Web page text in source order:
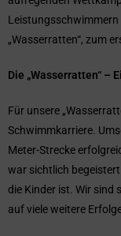
Leistungsschwimmern
„Wasserratten“, zum
Die „Wasserratten“ –
Für unsere
Schwimmkarriere.
Meter-Strecke
war sichtlich
die Kinder ist. Wir sind
auf viele weitere